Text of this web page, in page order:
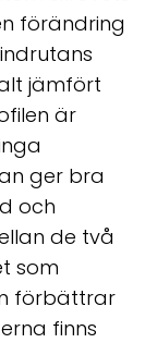
förändring
jämfört
är
ger bra
och
de två
som
förbättrar
finns